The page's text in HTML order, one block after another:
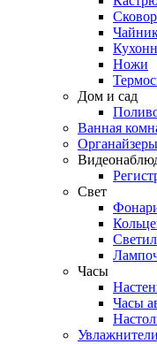
Ножи
Дом и сад
Ванная
Свет
Часы
Часы